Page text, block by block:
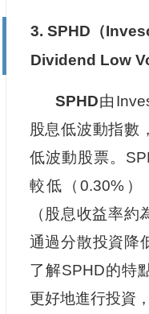
3. SPHD（
Dividend Low
SPHD由
股息低波動指數
低波動股票。
較低（0.30%
（股息收益率
通過分散投資降
了解SPHD的特
更好地進行投資